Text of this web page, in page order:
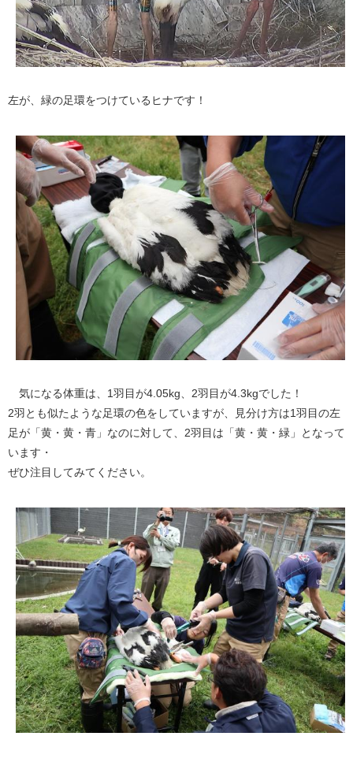
左が、緑の足環をつけているヒナです！
気になる体重は、1羽目が4.05kg、2羽目が4.3kgでした！
2羽とも似たような足環の色をしていますが、見分け方は1羽目の左
足が「黄・黄・青」なのに対して、2羽目は「黄・黄・緑」となって
います・
ぜひ注目してみてください。